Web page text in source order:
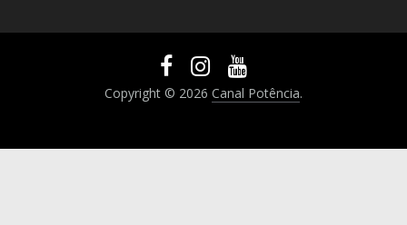
Copyright © 2026 Canal Potência.